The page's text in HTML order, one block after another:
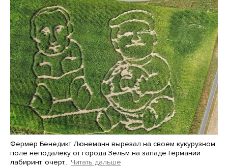
Фермер Бенедикт Люнеманн вырезал на своем кукурузном
поле неподалеку от города Зельм на западе Германии
лабиринт, очерт… Читать дальше